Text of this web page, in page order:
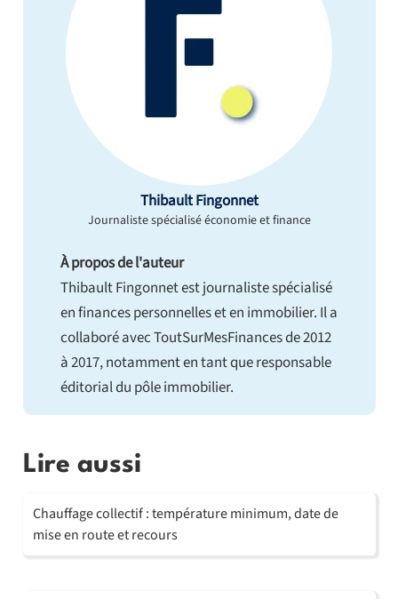
Thibault Fingonnet
Journaliste spécialisé économie et finance
À propos de l'auteur
Thibault Fingonnet est journaliste spécialisé
en finances personnelles et en immobilier. Il a
collaboré avec ToutSurMesFinances de 2012
à 2017, notamment en tant que responsable
éditorial du pôle immobilier.
Lire aussi
Chauffage collectif : température minimum, date de
mise en route et recours